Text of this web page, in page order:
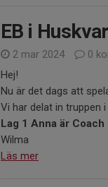
EB i
2 mar 2024
0
Hej!
Nu är det dags att
Vi har delat in truppen i
Lag 1 Anna är
Wilma
Läs mer